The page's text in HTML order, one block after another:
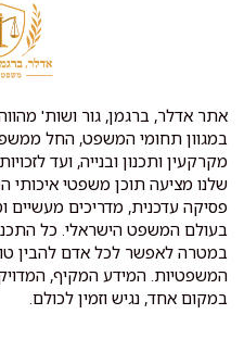
אתר אדלר, ברגמן, גור ושות'
במגוון תחומי המשפט, החל
מקרקעין ותכנון ובנייה, ועד
שלנו מציעה תוכן משפטי איכותי
פסיקה עדכנית, מדריכים
בעולם המשפט הישראלי. כל
במטרה לאפשר לכל אדם להבין טוב
המשפטיות. המידע המקיף,
במקום אחד, נגיש וזמין לכולם.